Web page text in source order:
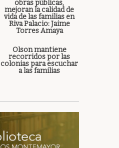
obras públicas,
mejoran la calidad de
vida de las familias en
Riva Palacio: Jaime
Torres Amaya
Olson mantiene
recorridos por las
colonias para escuchar
a las familias